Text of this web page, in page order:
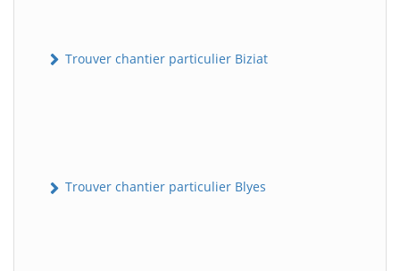
Trouver chantier particulier Biziat
Trouver chantier particulier Blyes